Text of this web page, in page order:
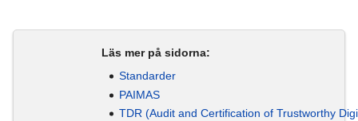
Läs mer på sidorna:
Standarder
PAIMAS
TDR (Audit and Certification of Trustworthy